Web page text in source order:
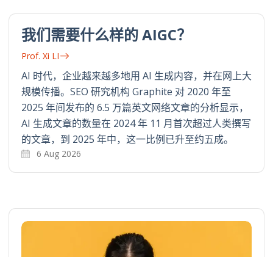
我们需要什么样的 AIGC？
Prof. Xi LI
AI 时代，企业越来越多地用 AI 生成内容，并在网上大
规模传播。SEO 研究机构 Graphite 对 2020 年至
2025 年间发布的 6.5 万篇英文网络文章的分析显示，
AI 生成文章的数量在 2024 年 11 月首次超过人类撰写
的文章，到 2025 年中，这一比例已升至约五成。
6 Aug 2026